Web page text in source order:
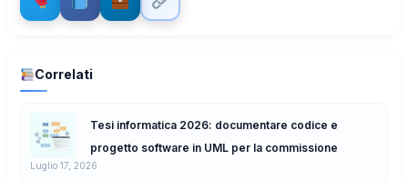
Correlati
Tesi informatica 2026: documentare codice e
progetto software in UML per la commissione
Luglio 17, 2026